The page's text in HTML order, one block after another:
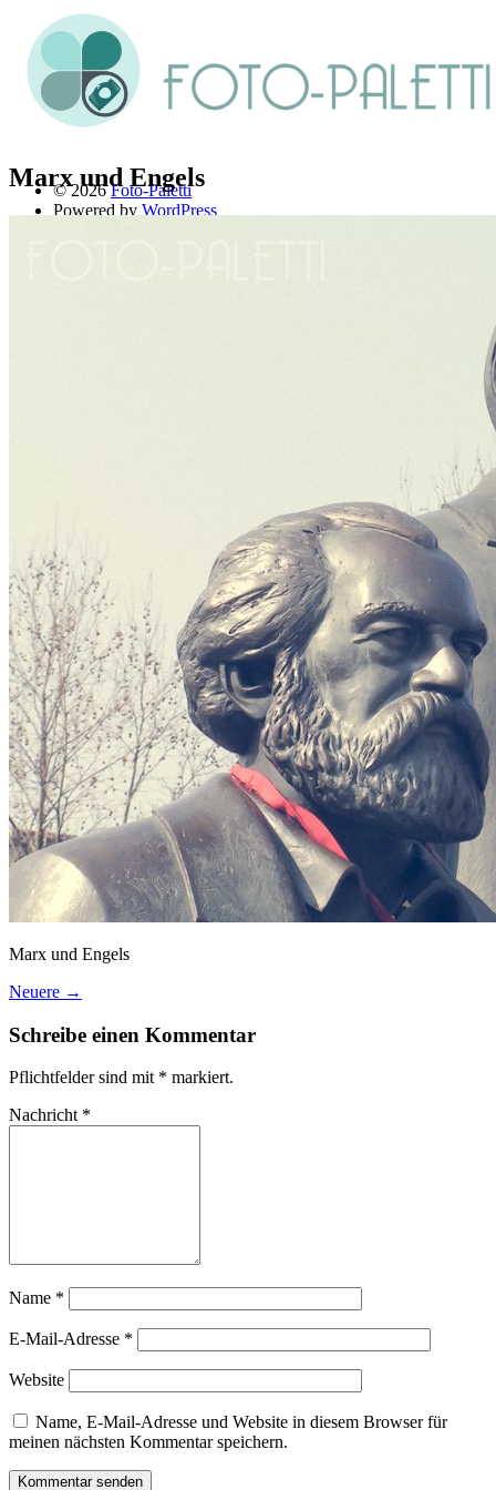
Marx und Engels
Marx und Engels
Neuere →
Schreibe einen Kommentar
Pflichtfelder sind mit * markiert.
Nachricht *
Name *
E-Mail-Adresse *
Website
Name, E-Mail-Adresse und Website in diesem Browser für
meinen nächsten Kommentar speichern.
© 2026Foto-Paletti
Powered by WordPress
TAG CLOUD
Blogparade Blumen Buchempfehlung design DIY
Farben Filter Fotoprojekt Frühling Getestet
Gewinner Herbst InterviewKreativität
Lightroom lightroom tipps Makro Monochrom
Produkttest S-/W Schnee Schwarz-Weiß SEO Sommer
Stockfotografie Streetfotografie TopDogs
Verlosung
Wasser Weiß